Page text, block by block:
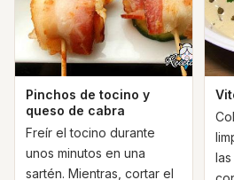
Pinchos de tocino y
queso de cabra
Freír el tocino durante
unos minutos en una
sartén. Mientras, cortar el